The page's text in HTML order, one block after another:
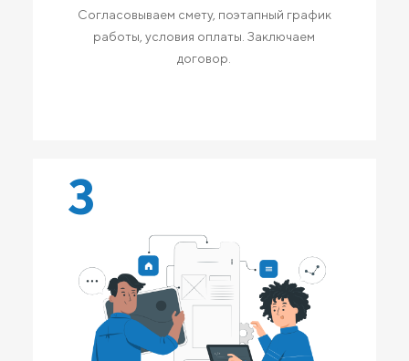
Согласовываем смету, поэтапный график
работы, условия оплаты. Заключаем
договор.
3